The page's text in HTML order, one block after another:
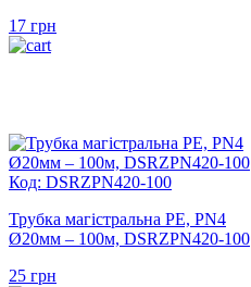
17 грн
Код: DSRZPN420-100
Трубка магістральна PE, PN4
Ø20мм – 100м, DSRZPN420-100
25 грн